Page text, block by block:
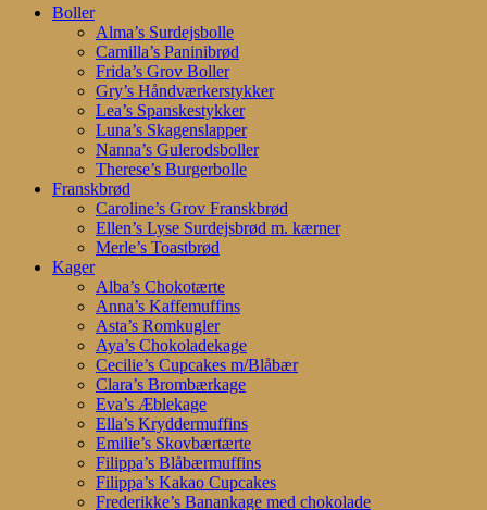
Close
Boller
Alma’s Surdejsbolle
Camilla’s Paninibrød
Frida’s Grov Boller
Gry’s Håndværkerstykker
Lea’s Spanskestykker
Luna’s Skagenslapper
Nanna’s Gulerodsboller
Therese’s Burgerbolle
Franskbrød
Caroline’s Grov Franskbrød
Ellen’s Lyse Surdejsbrød m. kærner
Merle’s Toastbrød
Kager
Alba’s Chokotærte
Anna’s Kaffemuffins
Asta’s Romkugler
Aya’s Chokoladekage
Cecilie’s Cupcakes m/Blåbær
Clara’s Brombærkage
Eva’s Æblekage
Ella’s Kryddermuffins
Emilie’s Skovbærtærte
Filippa’s Blåbærmuffins
Filippa’s Kakao Cupcakes
Frederikke’s Banankage med chokolade